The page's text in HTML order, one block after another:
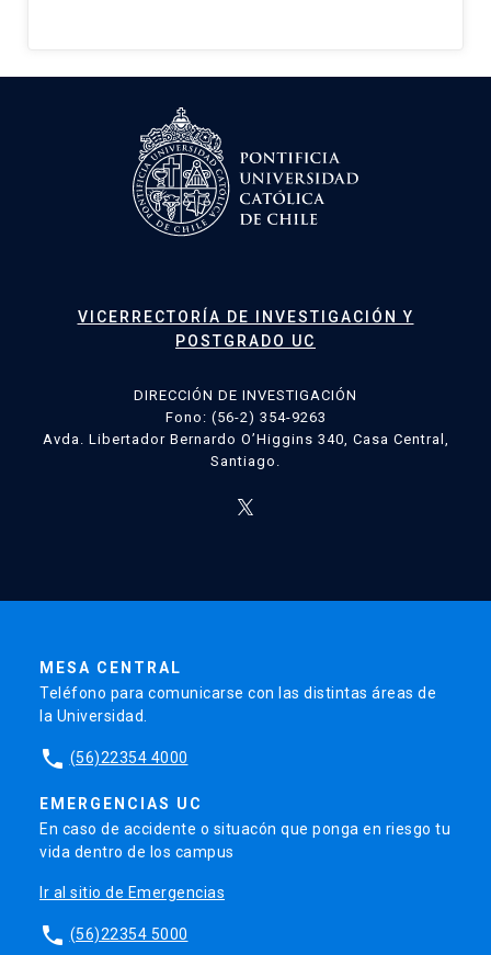
VICERRECTORÍA DE INVESTIGACIÓN Y
POSTGRADO UC
DIRECCIÓN DE INVESTIGACIÓN
Fono: (56-2) 354-9263
Avda. Libertador Bernardo O’Higgins 340, Casa Central,
Santiago.
MESA CENTRAL
Teléfono para comunicarse con las distintas áreas de
la Universidad.
phone (56)22354 4000
EMERGENCIAS UC
En caso de accidente o situacón que ponga en riesgo tu
vida dentro de los campus
Ir al sitio de Emergencias
phone (56)22354 5000